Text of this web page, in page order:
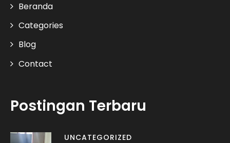
Beranda
Categories
Blog
Contact
Postingan Terbaru
UNCATEGORIZED